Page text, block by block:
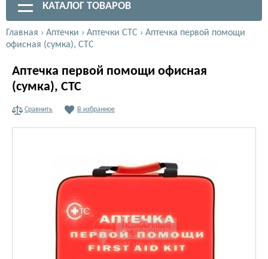
КАТАЛОГ ТОВАРОВ
Главная › Аптечки › Аптечки СТС › Аптечка первой помощи
офисная (сумка), СТС
Аптечка первой помощи офисная
(сумка), СТС
Сравнить В избранное